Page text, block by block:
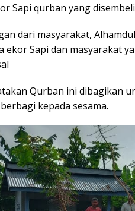
Sapi qurban yang
dari masyarakat,
ekor Sapi dan masyarakat
Qurban ini dibagikan
kepada sesama.